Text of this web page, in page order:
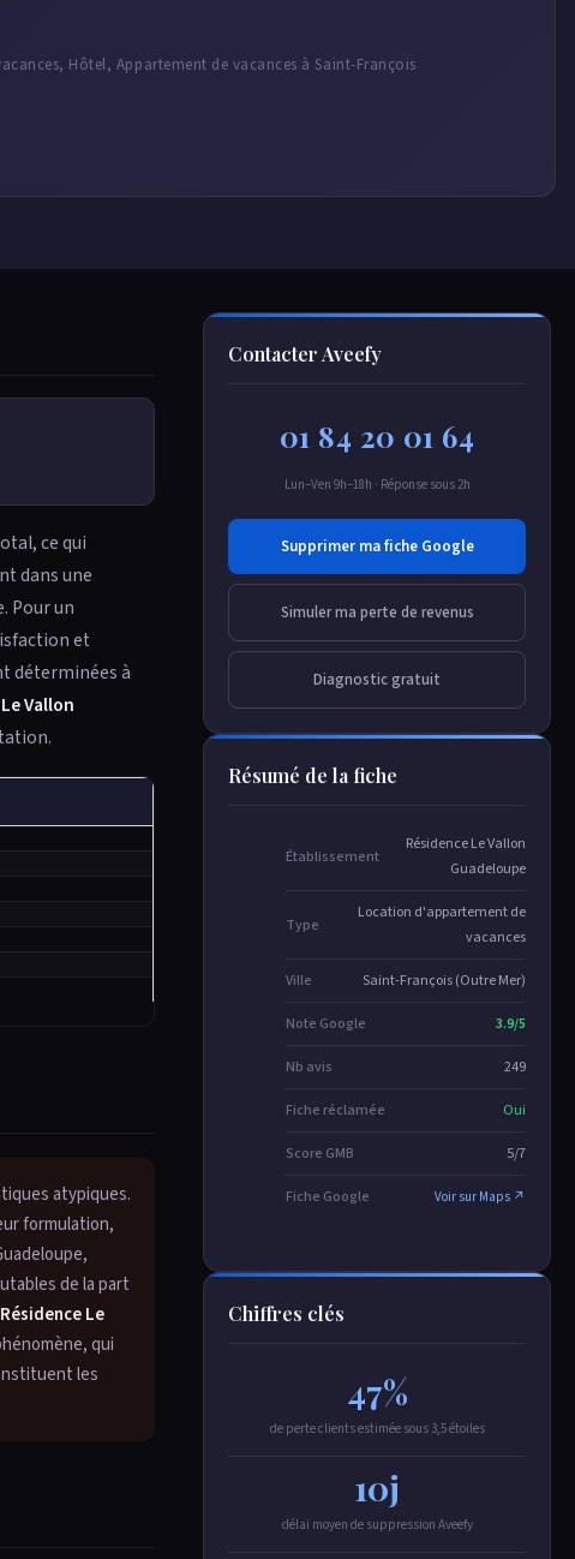
Hôtel, Appartement de vacances à Saint-François
ce qui
dans une
Pour un
et
déterminées à
Vallon
atypiques.
formulation,
de la part
Résidence Le
qui
les
Contacter Aveefy
01 84 20 01 64
Lun–Ven 9h–18h · Réponse sous 2h
Supprimer ma fiche Google
Simuler ma perte de revenus
Diagnostic gratuit
Résumé de la fiche
Établissement
Résidence Le Vallon
Guadeloupe
Type
Location d'appartement de
vacances
Ville Saint-François (Outre Mer)
Note Google 3.9/5
Nb avis 249
Fiche réclamée Oui
Score GMB 5/7
Fiche Google Voir sur Maps ↗
Chiffres clés
47%
de perte clients estimée sous 3,5 étoiles
10j
délai moyen de suppression Aveefy